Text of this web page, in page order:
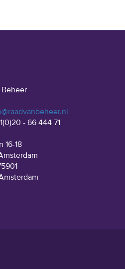
Beheer
- 66 444 71
16-18